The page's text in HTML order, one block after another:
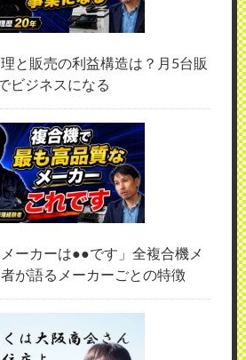
と販売の利益構造は？月5台販
ビジネスになる
メーカーは●●です」全複合機メ
が語るメーカーごとの特徴